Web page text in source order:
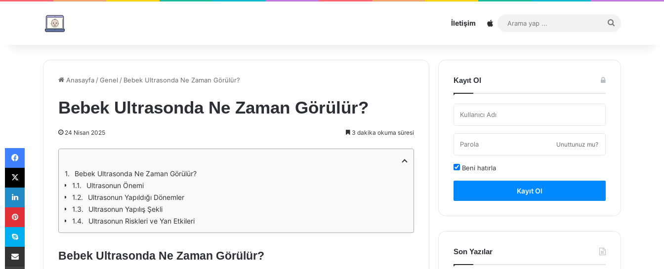
İletişim Sitemap
...
Anasayfa /Genel / Bebek Ultrasonda Ne Zaman Görülür?
Bebek Ultrasonda Ne Zaman Görülür?
24 Nisan 2025 3 dakika okuma süresi
Bebek Ultrasonda Ne Zaman Görülür?
Ultrasonun Önemi
Ultrasonun Yapıldığı Dönemler
Ultrasonun Yapılış Şekli
Ultrasonun Riskleri ve Yan Etkileri
Bebek Ultrasonda Ne Zaman Görülür?
Kayıt Ol
Unuttunuz mu?
Beni hatırla
Kayıt Ol
Son Yazılar
Facebook
X
LinkedIn
Pinterest
Skype
E-Posta ile paylaş